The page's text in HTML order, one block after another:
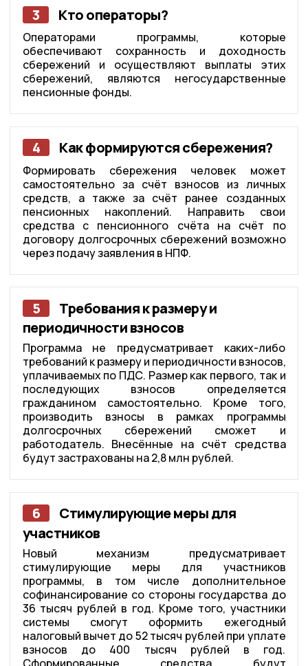
3 Кто операторы?
Операторами программы, которые
обеспечивают сохранность и доходность
сбережений и осуществляют выплаты этих
сбережений, являются негосударственные
пенсионные фонды.
4 Как формируются сбережения?
Формировать сбережения человек может
самостоятельно за счёт взносов из личных
средств, а также за счёт ранее созданных
пенсионных накоплений. Направить свои
средства с пенсионного счёта на счёт по
договору долгосрочных сбережений возможно
через подачу заявления в НПФ.
5
Требования к размеру и
периодичности взносов
Программа не предусматривает каких-либо
требований к размеру и периодичности взносов,
уплачиваемых по ПДС. Размер как первого, так и
последующих взносов определяется
гражданином самостоятельно. Кроме того,
производить взносы в рамках программы
долгосрочных сбережений сможет и
работодатель. Внесённые на счёт средства
будут застрахованы на 2,8 млн рублей.
6
Стимулирующие меры для
участников
Новый механизм предусматривает
стимулирующие меры для участников
программы, в том числе дополнительное
софинансирование со стороны государства до
36 тысяч рублей в год. Кроме того, участники
системы смогут оформить ежегодный
налоговый вычет до 52 тысяч рублей при уплате
взносов до 400 тысяч рублей в год.